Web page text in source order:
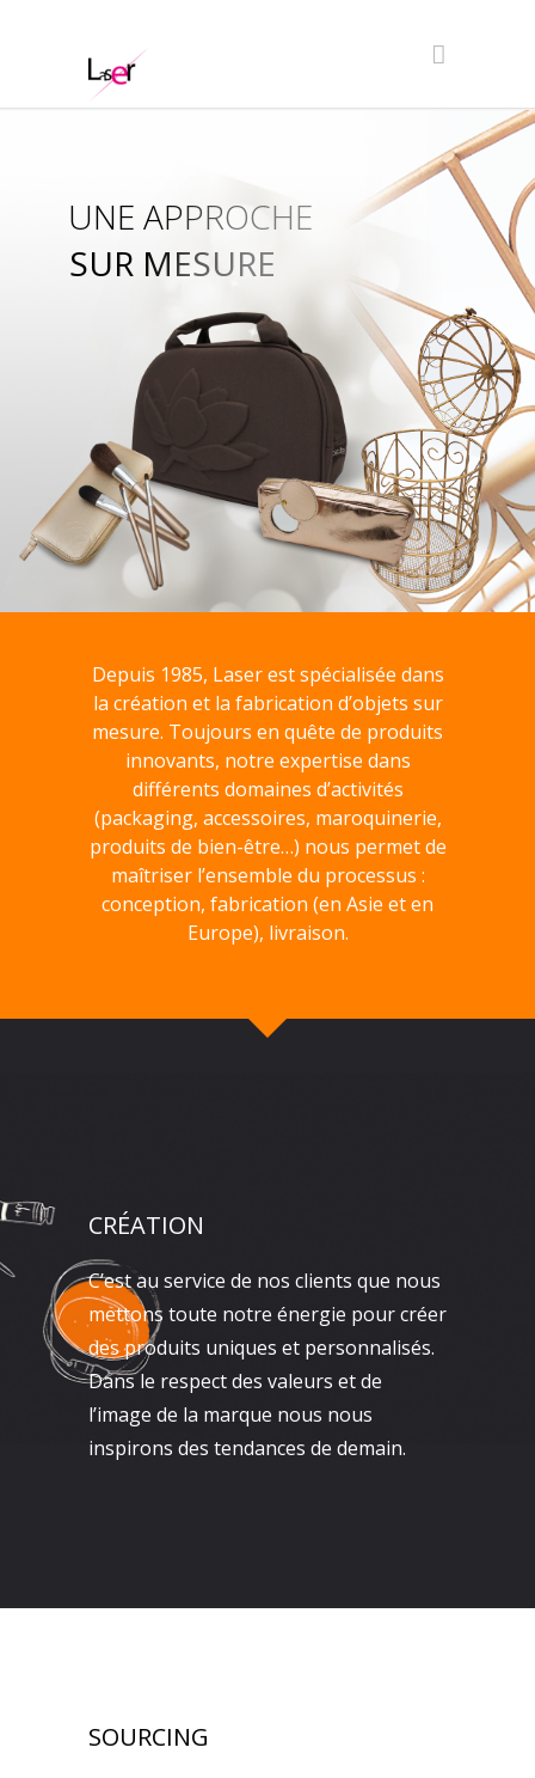
SUR MESURE
UNE APPROCHE
Depuis 1985, Laser est spécialisée dans
la création et la fabrication d’objets sur
mesure. Toujours en quête de produits
innovants, notre expertise dans
différents domaines d’activités
(packaging, accessoires, maroquinerie,
produits de bien-être…) nous permet de
maîtriser l’ensemble du processus :
conception, fabrication (en Asie et en
Europe), livraison.
CRÉATION
C’est au service de nos clients que nous
mettons toute notre énergie pour créer
des produits uniques et personnalisés.
Dans le respect des valeurs et de
l’image de la marque nous nous
inspirons des tendances de demain.
SOURCING